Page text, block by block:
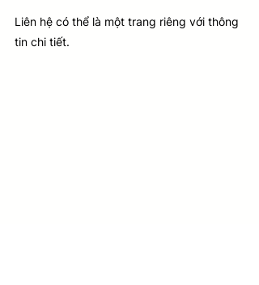
Liên hệ có thể là một trang riêng với thông
tin chi tiết.